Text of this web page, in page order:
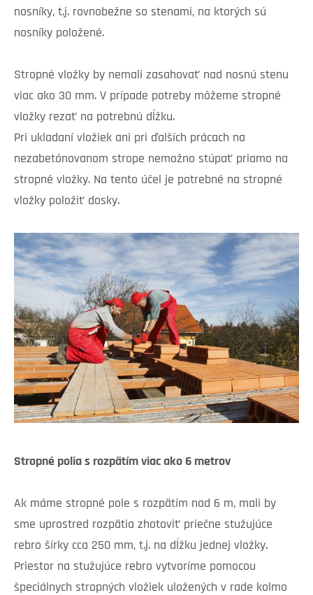
nosníky, t.j. rovnobežne so stenami, na ktorých sú
nosníky položené.
Stropné vložky by nemali zasahovať nad nosnú stenu
viac ako 30 mm. V prípade potreby môžeme stropné
vložky rezať na potrebnú dĺžku.
Pri ukladaní vložiek ani pri ďalších prácach na
nezabetónovanom strope nemožno stúpať priamo na
stropné vložky. Na tento účel je potrebné na stropné
vložky položiť dosky.
Stropné polia s rozpätím viac ako 6 metrov
Ak máme stropné pole s rozpätím nad 6 m, mali by
sme uprostred rozpätia zhotoviť priečne stužujúce
rebro šírky cca 250 mm, t.j. na dĺžku jednej vložky.
Priestor na stužujúce rebro vytvoríme pomocou
špeciálnych stropných vložiek uložených v rade kolmo